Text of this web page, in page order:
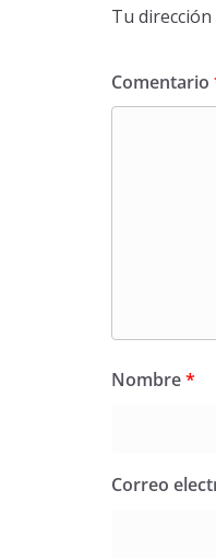
Tu
Comentario
Nombre*
Correo